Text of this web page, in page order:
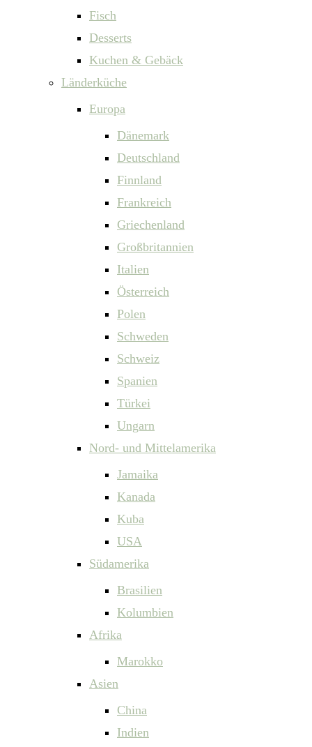
Fisch
Desserts
Kuchen & Gebäck
Länderküche
Europa
Dänemark
Deutschland
Finnland
Frankreich
Griechenland
Großbritannien
Italien
Österreich
Polen
Schweden
Schweiz
Spanien
Türkei
Ungarn
Nord- und Mittelamerika
Jamaika
Kanada
Kuba
USA
Südamerika
Brasilien
Kolumbien
Afrika
Marokko
Asien
China
Indien